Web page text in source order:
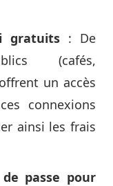
gratuits : De
(cafés,
un accès
connexions
ainsi les frais
passe pour